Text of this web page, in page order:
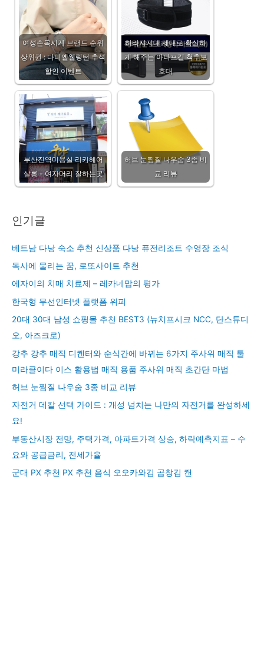
여성손목시계 브랜드 순위
상위권 : 다니엘웰링턴 추석
할인 이벤트
허리지지대 제대로 확실하
게 해주는 아나프길 척추보
호대
부산진역미용실 리키헤어
살롱 - 여자머리 잘하는곳
허브 눈찜질 나우숨 3종 비
교 리뷰
인기글
베트남 다낭 숙소 추천 신상품 다낭 퓨전리조트 수영장 조식
독사에 물리는 꿈, 로또사이트 추천
에자이의 치매 치료제 – 레카네맙의 평가
한국형 무선인터넷 플랫폼 위피
20대 30대 남성 쇼핑몰 추천 BEST3 (뉴치프시크 NCC, 단스튜디
오, 아즈크로)
강추 강추 매직 디켄터와 순식간에 바뀌는 6가지 주사위 매직 툴
미라클이다 이스 활용법 매직 용품 주사위 매직 초간단 마법
허브 눈찜질 나우숨 3종 비교 리뷰
자전거 데칼 선택 가이드 : 개성 넘치는 나만의 자전거를 완성하세
요!
부동산시장 전망, 주택가격, 아파트가격 상승, 하락예측지표 – 수
요와 공급금리, 전세가율
군대 PX 추천 PX 추천 음식 오오카와김 곱창김 캔